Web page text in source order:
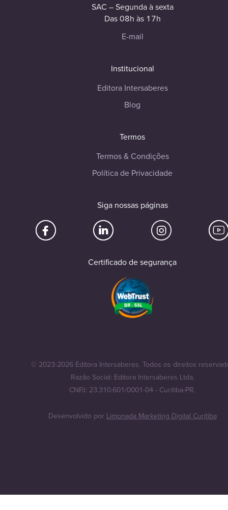
SAC – Segunda à sexta
Das 08h às 17h
E-mail
Institucional
Editora Intersaberes
Blog
Termos
Termos & Condições
Política de Privacidade
Siga nossas páginas
Certificado de segurança
© 2023-2026 Editora Intersaberes. Todos os direitos
Razão Social: Editora Intersaberes Ltda.
CNPJ: 23.310.601/0001-04 - Curitiba-PR.
Desenvolvido por Limonada Marketing Digital Curitiba